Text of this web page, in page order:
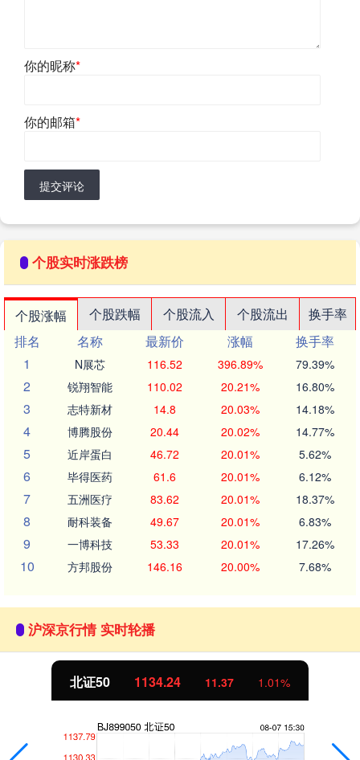
你的昵称*
你的邮箱*
提交评论
个股实时涨跌榜
个股涨幅 个股跌幅 个股流入 个股流出
换手率
排名
名称 最新价 涨幅
换手率
1
N展芯 116.52 396.89% 79.39%
2 锐翔智能 110.02 20.21% 16.80%
3 志特新材 14.8 20.03% 14.18%
4 博腾股份 20.44 20.02% 14.77%
5 近岸蛋白 46.72 20.01% 5.62%
6 毕得医药 61.6 20.01% 6.12%
7 五洲医疗 83.62 20.01% 18.37%
8 耐科装备 49.67 20.01% 6.83%
9 一博科技 53.33 20.01% 17.26%
10 方邦股份 146.16 20.00% 7.68%
沪深京行情 实时轮播
北证50 1134.24 11.37 1.01%